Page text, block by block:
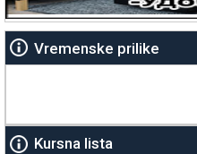
Vremenske prilike
Kursna lista